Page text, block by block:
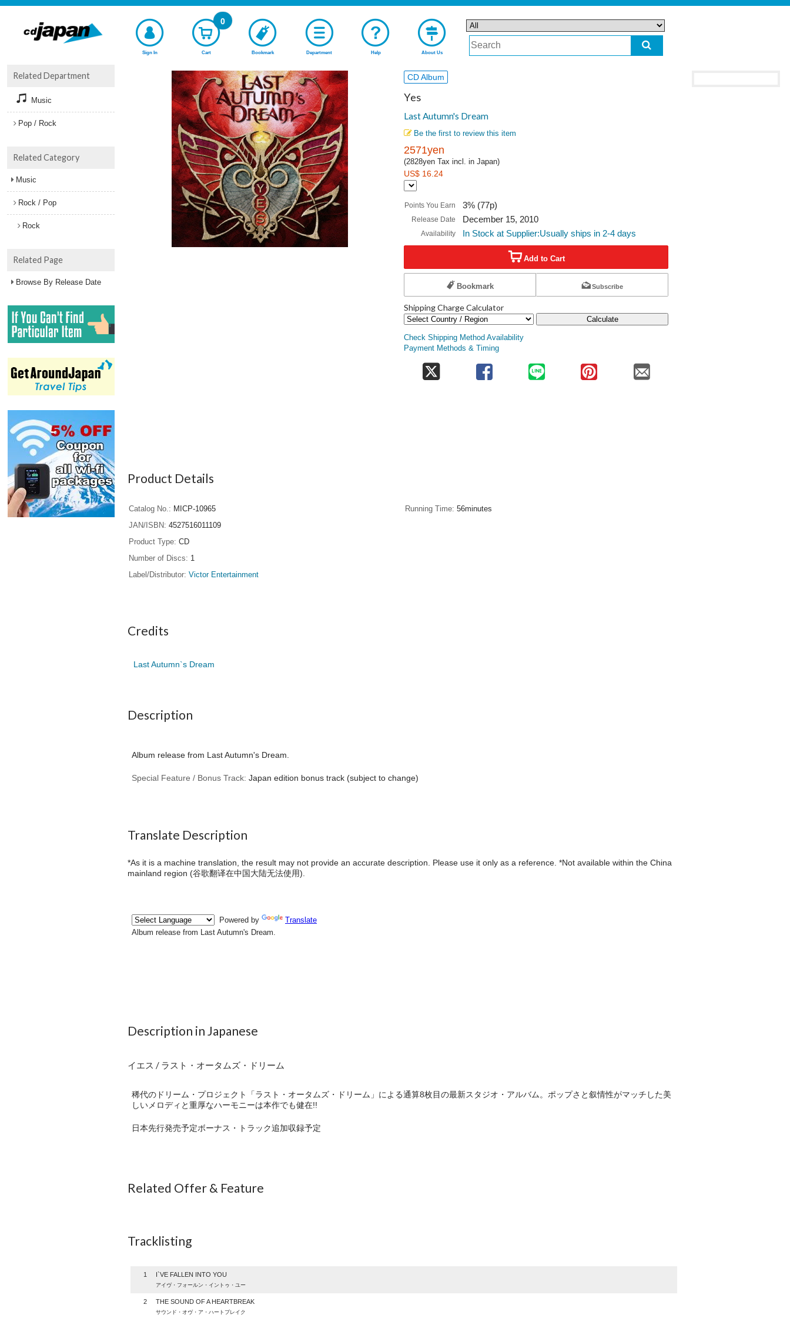
Sign In Cart
0
Bookmark Department Help About Us
CD Album
Yes
Last Autumn's Dream
Be the first to review this item
2571yen
(2828yen Tax incl. in Japan)
US$ 16.24
Points You Earn 3% (77p)
Release Date December 15, 2010
Availability In Stock at Supplier:Usually ships in 2-4 days
Add to Cart
Bookmark Subscribe
Shipping Charge Calculator
Calculate
Check Shipping Method Availability
Payment Methods & Timing
Product Details
Catalog No.
MICP-10965
JAN/ISBN
4527516011109
Product Type CD
Number of Discs
1
Label/Distributor Victor Entertainment
Running Time 56minutes
Credits
Last Autumn`s Dream
Description
Album release from Last Autumn's Dream.
Special Feature / Bonus Track: Japan edition bonus track (subject to change)
Translate Description
*As it is a machine translation, the result may not provide an accurate description. Please use it only as a reference. *Not available within the China
mainland region (谷歌翻译在中国大陆无法使用).
Description in Japanese
イエス / ラスト・オータムズ・ドリーム
稀代のドリーム・プロジェクト「ラスト・オータムズ・ドリーム」による通算8枚目の最新スタジオ・アルバム。ポップさと叙情性がマッチした美
しいメロディと重厚なハーモニーは本作でも健在!!
日本先行発売予定ボーナス・トラック追加収録予定
Related Offer & Feature
Tracklisting
1 I`VE FALLEN INTO YOU
アイヴ・フォールン・イントゥ・ユー
2 THE SOUND OF A HEARTBREAK
サウンド・オヴ・ア・ハートブレイク
Related Department
Music
Pop / Rock
Related Category
Music
Rock / Pop
Rock
Related Page
Browse By Release Date